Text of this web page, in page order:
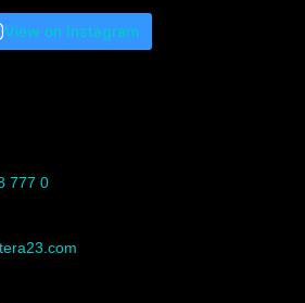
View on Instagram
777 0